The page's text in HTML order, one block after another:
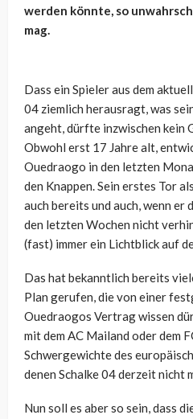
werden könnte, so
mag.
Dass ein Spieler aus dem
04 ziemlich herausragt, was
angeht, dürfte inzwischen kein
Obwohl erst 17 Jahre alt,
Ouedraogo in den letzten
den Knappen. Sein erstes Tor
auch bereits und auch, wenn er
den letzten Wochen nicht
(fast) immer ein Lichtblick auf
Das hat bekanntlich bereits
Plan gerufen, die von einer
Ouedraogos Vertrag wissen
mit dem AC Mailand oder dem
Schwergewichte des
denen Schalke 04 derzeit nicht
Nun soll es aber so sein, dass